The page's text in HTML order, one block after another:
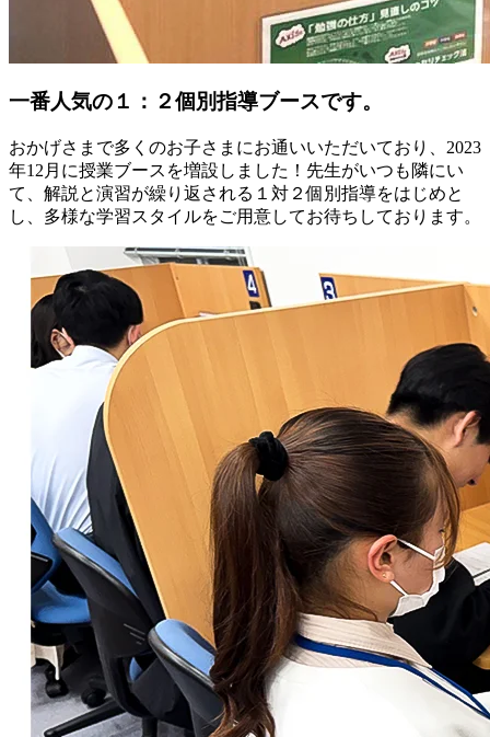
一番人気の１：２個別指導ブースです。
おかげさまで多くのお子さまにお通いいただいており、2023
年12月に授業ブースを増設しました！先生がいつも隣にい
て、解説と演習が繰り返される１対２個別指導をはじめと
し、多様な学習スタイルをご用意してお待ちしております。